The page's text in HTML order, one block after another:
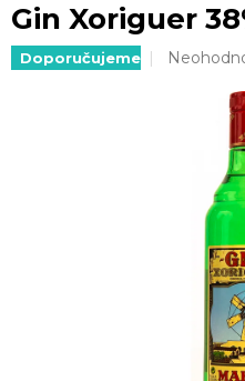
Gin Xoriguer
Doporučujeme
Průměrné
produktu